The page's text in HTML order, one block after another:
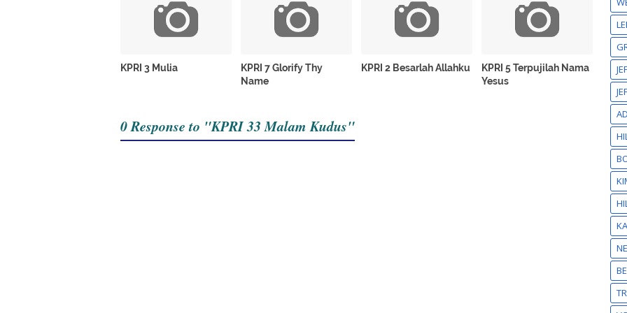
KPRI 3 Mulia
KPRI 7 Glorify Thy
Name
KPRI 2 Besarlah Allahku
KPRI 5 Terpujilah Nama
Yesus
0 Response to "KPRI 33 Malam Kudus"